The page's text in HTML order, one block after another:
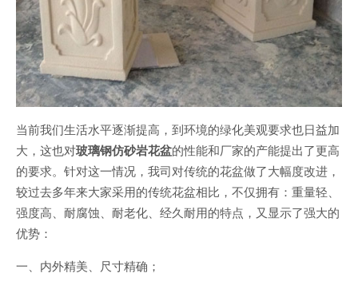
当前我们生活水平逐渐提高，到环境的绿化美观要求也日益加
大，这也对玻璃钢仿砂岩花盆的性能和厂家的产能提出了更高
的要求。针对这一情况，我司对传统的花盆做了大幅度改进，
较过去多年来大家采用的传统花盆相比，不仅拥有：重量轻、
强度高、耐腐蚀、耐老化、经久耐用的特点，又显示了强大的
优势：
一、内外精美、尺寸精确；